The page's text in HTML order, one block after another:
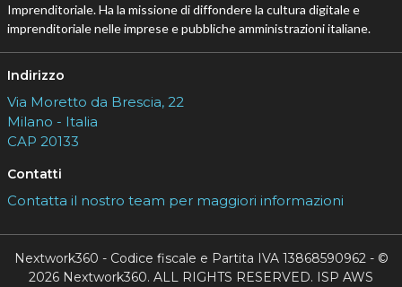
Imprenditoriale. Ha la missione di diffondere la cultura digitale e
imprenditoriale nelle imprese e pubbliche amministrazioni italiane.
Indirizzo
Via Moretto da Brescia, 22
Milano - Italia
CAP 20133
Contatti
Contatta il nostro team per maggiori informazioni
Nextwork360 - Codice fiscale e Partita IVA 13868590962 - ©
2026 Nextwork360. ALL RIGHTS RESERVED. ISP AWS